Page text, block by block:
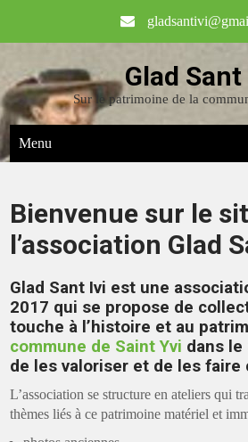
Glad Sant
Sur le patrimoine de la
Menu
Bienvenue sur le
l’association Glad
Glad Sant Ivi est une
2017 qui se propose de
touche à l’histoire et au
commune de Saint Yvi dans le
de les valoriser et de les
L’association se structure en ateliers qui
thèmes liés à ce patrimoine matériel et